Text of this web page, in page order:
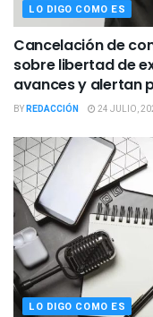
LO DIGO COMO ES
Cancelación de
sobre libertad de
avances y alertan
BYREDACCIÓN 24 JULIO,
LO DIGO COMO ES